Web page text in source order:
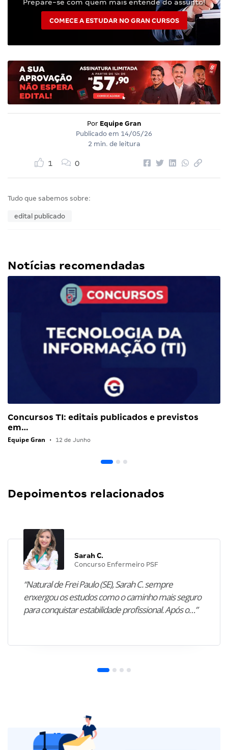
Prepare-se com quem mais entende do assunto!
COMECE A ESTUDAR NO GRAN CURSOS
Por Equipe Gran
Publicado em 14/05/26
2 min. de leitura
1 0
Tudo que sabemos sobre:
edital publicado
Notícias recomendadas
Concursos TI: editais publicados e previstos
em…
Equipe Gran • 12 de Junho
Depoimentos relacionados
Sarah C.
Concurso Enfermeiro PSF
“Natural de Frei Paulo (SE), Sarah C. sempre
enxergou os estudos como o caminho mais seguro
para conquistar estabilidade profissional. Após o…”